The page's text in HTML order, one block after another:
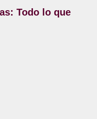
Todo lo que